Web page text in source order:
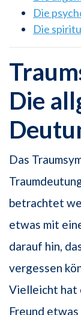
Die
Die
Die
Das
betrachtet
etwas mit
darauf hin,
vergessen
Vielleicht hat
Freund